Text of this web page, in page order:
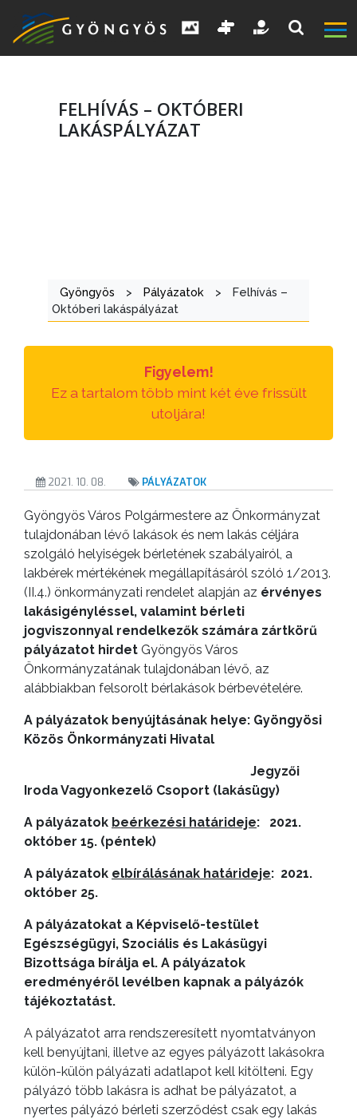
KIEMELT
VÁROS
LAKOSSÁGI
INFORMÁCIÓK
HASZNOS
KVÍZ
A
VÁROS
PÉNZÜGYEI
RENDELETEK
FELHÍVÁS – OKTÓBERI
LAKÁSPÁLYÁZAT
Gyöngyös > Pályázatok >
Felhívás –
Októberi lakáspályázat
Figyelem!
Ez a tartalom több mint két éve frissült
utoljára!
2021. 10. 08. PÁLYÁZATOK
Gyöngyös Város Polgármestere az Önkormányzat
tulajdonában lévő lakások és nem lakás céljára
szolgáló helyiségek bérletének szabályairól, a
lakbérek mértékének megállapításáról szóló 1/2013.
(II.4.) önkormányzati rendelet alapján az érvényes
lakásigényléssel, valamint bérleti
jogviszonnyal rendelkezők számára zártkörű
pályázatot hirdet Gyöngyös Város
Önkormányzatának tulajdonában lévő, az
alábbiakban felsorolt bérlakások bérbevételére.
A pályázatok benyújtásának helye: Gyöngyösi
Közös Önkormányzati Hivatal
Jegyzői
Iroda Vagyonkezelő Csoport (lakásügy)
A pályázatok beérkezési határideje: 2021.
október 15. (péntek)
A pályázatok elbírálásának határideje: 2021.
október 25.
A pályázatokat a Képviselő-testület
Egészségügyi, Szociális és Lakásügyi
Bizottsága bírálja el. A pályázatok
eredményéről levélben kapnak a pályázók
tájékoztatást.
A pályázatot arra rendszeresített nyomtatványon
kell benyújtani, illetve az egyes pályázott lakásokra
külön-külön pályázati adatlapot kell kitölteni. Egy
pályázó több lakásra is adhat be pályázatot, a
nyertes pályázó bérleti szerződést csak egy lakás